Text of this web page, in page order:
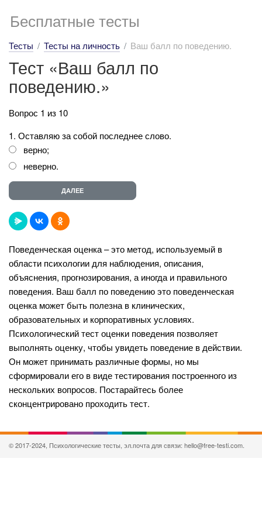
Бесплатные тесты
Тесты Тесты на личность Ваш балл по поведению.
Тест «Ваш балл по
поведению.»
Вопрос 1 из 10
1. Оставляю за собой последнее слово.
верно;
неверно.
Поведенческая оценка – это метод, используемый в
области психологии для наблюдения, описания,
объяснения, прогнозирования, а иногда и правильного
поведения. Ваш балл по поведению это поведенческая
оценка может быть полезна в клинических,
образовательных и корпоративных условиях.
Психологический тест оценки поведения позволяет
выполнять оценку, чтобы увидеть поведение в действии.
Он может принимать различные формы, но мы
сформировали его в виде тестирования построенного из
нескольких вопросов. Постарайтесь более
сконцентрировано проходить тест.
© 2017-2024, Психологические тесты, эл.почта для связи: hello@free-testi.com.